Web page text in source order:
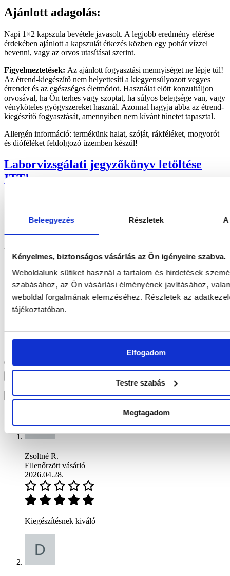
Beleegyezés Részletek
Kényelmes, biztonságos vásárlás az Ön igényeire szabva.
Weboldalunk sütiket használ a tartalom és hirdetések
szabásához, az Ön vásárlási élményének javításához,
weboldal forgalmának elemzéséhez. Részletek az
tájékoztatóban.
Elfogadom
Testre szabás
Megtagadom
Ajánlott adagolás:
Napi 1×2 kapszula bevétele javasolt. A legjobb eredmény elérése
érdekében ajánlott a kapszulát étkezés közben egy pohár vízzel
bevenni, vagy az orvos utasításai szerint.
Figyelmeztetések: Az ajánlott fogyasztási mennyiséget ne lépje túl!
Az étrend-kiegészítő nem helyettesíti a kiegyensúlyozott vegyes
étrendet és az egészséges életmódot. Használat elött konzultáljon
orvosával, ha Ön terhes vagy szoptat, ha súlyos betegsége van, vagy
vényköteles gyógyszereket használ. Azonnal hagyja abba az étrend-
kiegészítő fogyasztását, amennyiben nem kívánt tünetet tapasztal.
Allergén információ: termékünk halat, szóját, rákféléket, mogyorót
és dióféléket feldolgozó üzemben készül!
Laborvizsgálati jegyzőkönyv letöltése
ITT!
Vásárlóink mondták
Vérnyomás Ultra kapszula ABG10+® & AlphaWave® 60 db
termékről 15 értékelés
5,0
15 vélemények alapján
5 csillag 100 100%
3 csillag
0%
2 csillag
0%
Zsoltné R.
Ellenőrzött vásárló
2026.04.28.
Kiegészítésnek kiváló